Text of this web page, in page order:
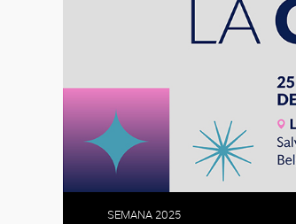
SEMANA 2025